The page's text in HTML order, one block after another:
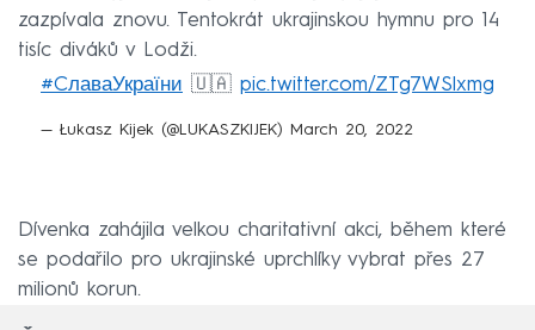
zazpívala znovu. Tentokrát ukrajinskou hymnu pro 14
tisíc diváků v Lodži.
#CлаваУкраїни 🇺🇦 pic.twitter.com/ZTg7WSlxmg
— Łukasz Kijek (@LUKASZKIJEK) March 20, 2022
Dívenka zahájila velkou charitativní akci, během které
se podařilo pro ukrajinské uprchlíky vybrat přes 27
milionů korun.